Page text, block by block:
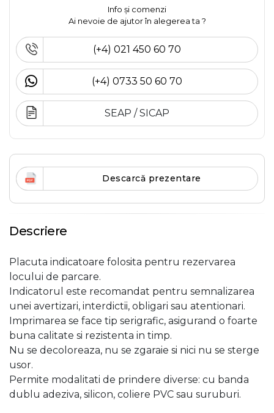
Info și comenzi
Ai nevoie de ajutor în alegerea ta ?
(+4) 021 450 60 70
(+4) 0733 50 60 70
SEAP / SICAP
Descarcă prezentare
Descriere
Placuta indicatoare folosita pentru rezervarea
locului de parcare.
Indicatorul este recomandat pentru semnalizarea
unei avertizari, interdictii, obligari sau atentionari.
Imprimarea se face tip serigrafic, asigurand o foarte
buna calitate si rezistenta in timp.
Nu se decoloreaza, nu se zgaraie si nici nu se sterge
usor.
Permite modalitati de prindere diverse: cu banda
dublu adeziva, silicon, coliere PVC sau suruburi.